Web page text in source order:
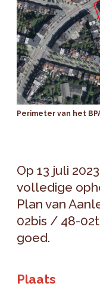
Perimeter van het
Op 13 juli
volledige
Plan van
02bis / 48-
goed.
Plaats